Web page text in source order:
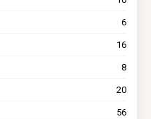
6
16
8
20
56